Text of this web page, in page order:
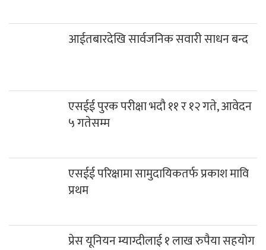
आईतबारदेखि सार्वजनिक सवारी साधन बन्द
एसईई पुरक परीक्षा भदौ ११ र १२ गते, आवेदन
५ गतेसम्म
एसईई परिक्षामा सामुदायिकतर्फ प्रकाश मावि
प्रथम
प्रेस यूनियन म्याग्दीलाई १ लाख रुपैया सहयोग